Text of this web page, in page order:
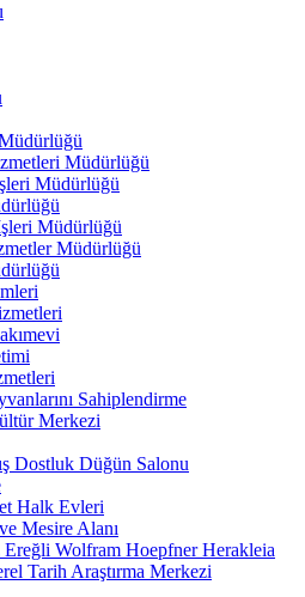
Müdürlüğü
Müdürlüğü
Müdürlüğü
Müdürlüğü
Sahiplendirme
Merkezi
Dostluk Düğün Salonu
Halk Evleri
Mesire Alanı
Ereğli Wolfram Hoepfner Herakleia
Tarih Araştırma Merkezi